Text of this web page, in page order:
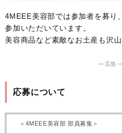
4MEEE美容部では参加者を募り
参加いただいています。
美容商品など素敵なお土産も沢
― 広告
応募について
＜4MEEE美容部 部員募集＞